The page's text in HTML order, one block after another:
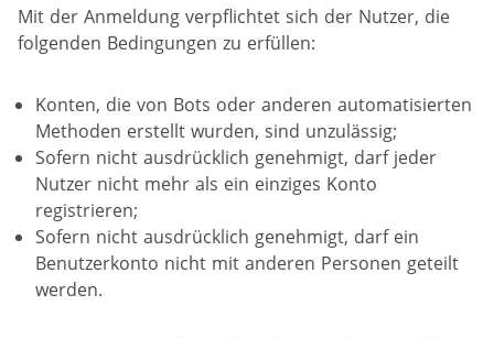
Mit der Anmeldung verpflichtet sich der Nutzer, die
folgenden Bedingungen zu erfüllen:
Konten, die von Bots oder anderen automatisierten
Methoden erstellt wurden, sind unzulässig;
Sofern nicht ausdrücklich genehmigt, darf jeder
Nutzer nicht mehr als ein einziges Konto
registrieren;
Sofern nicht ausdrücklich genehmigt, darf ein
Benutzerkonto nicht mit anderen Personen geteilt
werden.